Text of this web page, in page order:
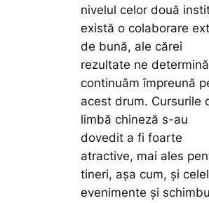
nivelul celor două
există o colaborare
de bună, ale cărei
rezultate ne
continuăm împreună
acest drum. Cursurile
limbă chineză s-au
dovedit a fi foarte
atractive, mai ales
tineri, așa cum, și
evenimente și